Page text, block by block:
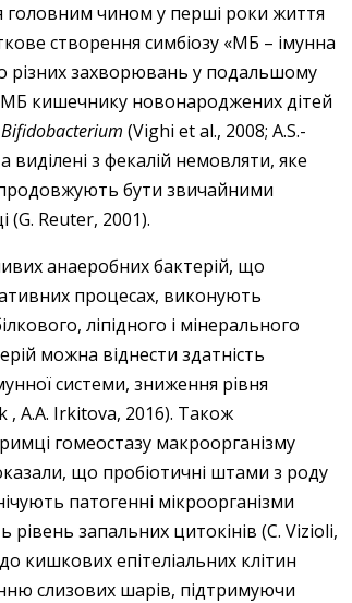
головним чином у перші роки життя
створення симбіозу «МБ – імунна
різних захворювань у подальшому
МБ кишечнику новонароджених дітей
Bifidobacterium (Vighi et al., 2008; A.S.-
виділені з фекалій немовляти, яке
бути звичайними
Reuter, 2001).
анаеробних бактерій, що
процесах, виконують
ліпідного і мінерального
можна віднести здатність
системи, зниження рівня
, A.A. Irkitova, 2016). Також
гомеостазу макроорганізму
що пробіотичні штами з роду
патогенні мікроорганізми
запальних цитокінів (C. Vizioli,
кишкових епітеліальних клітин
слизових шарів, підтримуючи